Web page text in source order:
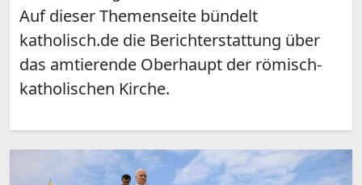
Auf dieser Themenseite bündelt
katholisch.de die Berichterstattung über
das amtierende Oberhaupt der römisch-
katholischen Kirche.